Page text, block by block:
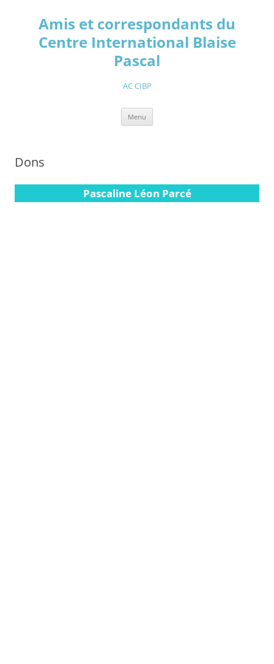
contenuAmis et correspondants du
Centre International Blaise
Pascal
AC CIBP
Menu
Dons
Pascaline Léon Parcé